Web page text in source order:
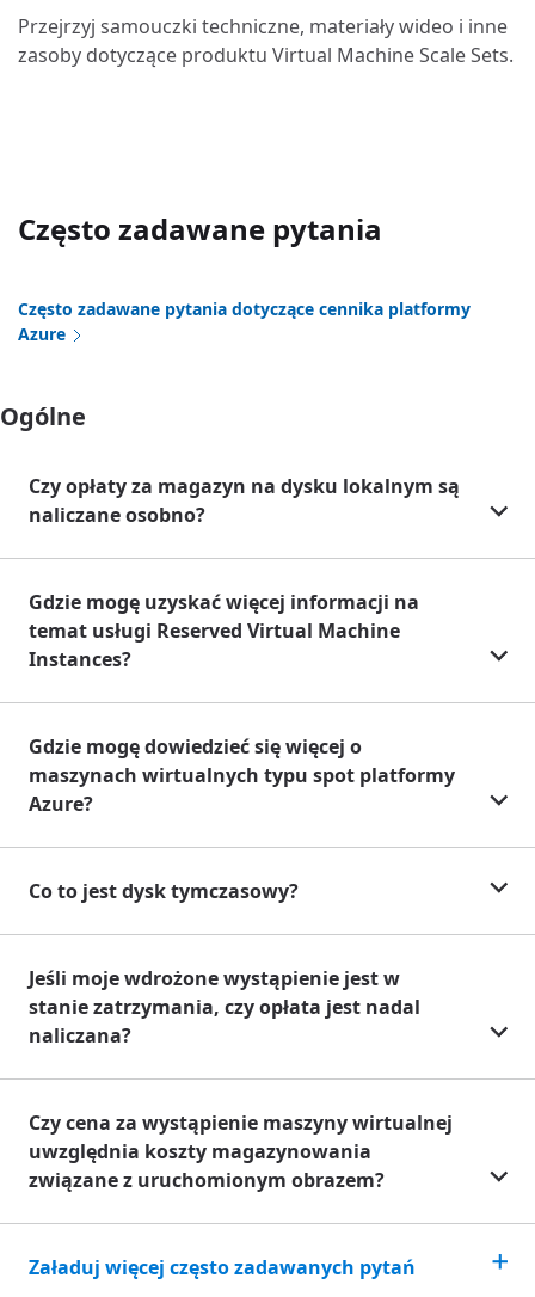
Przejrzyj samouczki techniczne, materiały wideo i inne
zasoby dotyczące produktu Virtual Machine Scale Sets.
Często zadawane pytania
Często zadawane pytania dotyczące cennika platformy
Azure
Ogólne
Czy opłaty za magazyn na dysku lokalnym są
naliczane osobno?
Gdzie mogę uzyskać więcej informacji na
temat usługi Reserved Virtual Machine
Instances?
Gdzie mogę dowiedzieć się więcej o
maszynach wirtualnych typu spot platformy
Azure?
Co to jest dysk tymczasowy?
Jeśli moje wdrożone wystąpienie jest w
stanie zatrzymania, czy opłata jest nadal
naliczana?
Czy cena za wystąpienie maszyny wirtualnej
uwzględnia koszty magazynowania
związane z uruchomionym obrazem?
Załaduj więcej często zadawanych pytań